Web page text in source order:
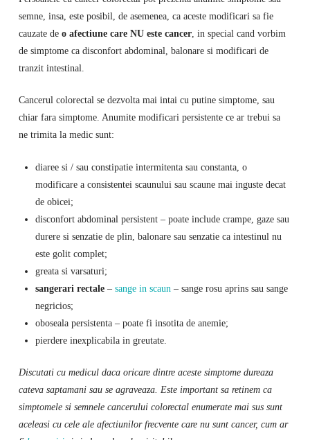
semne, insa, este posibil, de asemenea, ca aceste modificari sa fie
cauzate de o afectiune care NU este cancer, in special cand vorbim
de simptome ca disconfort abdominal, balonare si modificari de
tranzit intestinal.
Cancerul colorectal se dezvolta mai intai cu putine simptome, sau
chiar fara simptome. Anumite modificari persistente ce ar trebui sa
ne trimita la medic sunt:
diaree si / sau constipatie intermitenta sau constanta, o
modificare a consistentei scaunului sau scaune mai inguste decat
de obicei;
disconfort abdominal persistent – poate include crampe, gaze sau
durere si senzatie de plin, balonare sau senzatie ca intestinul nu
este golit complet;
greata si varsaturi;
sangerari rectale– sange in scaun – sange rosu aprins sau sange
negricios;
oboseala persistenta – poate fi insotita de anemie;
pierdere inexplicabila in greutate.
Discutati cu medicul daca oricare dintre aceste simptome dureaza
cateva saptamani sau se agraveaza. Este important sa retinem ca
simptomele si semnele cancerului colorectal enumerate mai sus sunt
aceleasi cu cele ale afectiunilor frecvente care nu sunt cancer, cum ar